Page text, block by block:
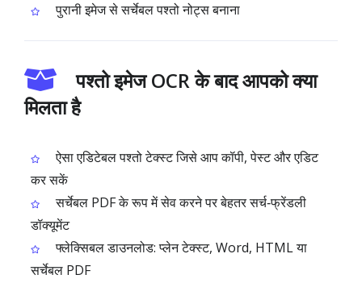
पुरानी इमेज से सर्चेबल पश्तो नोट्स बनाना
पश्तो इमेज OCR के बाद आपको क्या
मिलता है
ऐसा एडिटेबल पश्तो टेक्स्ट जिसे आप कॉपी, पेस्ट और एडिट
कर सकें
सर्चेबल PDF के रूप में सेव करने पर बेहतर सर्च‑फ्रेंडली
डॉक्यूमेंट
फ्लेक्सिबल डाउनलोड: प्लेन टेक्स्ट, Word, HTML या
सर्चेबल PDF